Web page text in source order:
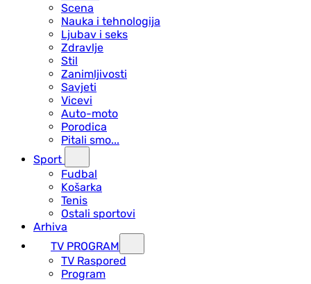
Scena
Nauka i tehnologija
Ljubav i seks
Zdravlje
Stil
Zanimljivosti
Savjeti
Vicevi
Auto-moto
Porodica
Pitali smo...
Sport
Fudbal
Košarka
Tenis
Ostali sportovi
Arhiva
TV PROGRAM
ТV Raspored
Program